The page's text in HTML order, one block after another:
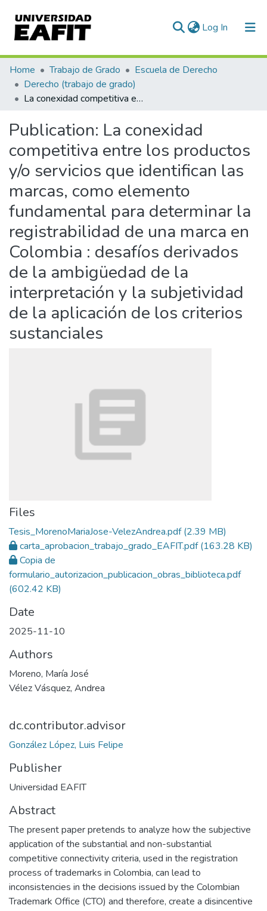
Log In (current)
Communities & Collections
All of DSpace
Home Trabajo de Grado
Escuela de Derecho
Derecho (trabajo de grado)
La conexidad competitiva entre los productos y/o servicios que identifican las marcas, como elemento fundamental para determinar la registrabilidad de una marca en Colombia : desafíos derivados de la ambigüedad de la interpretación y la subjetividad de la aplicación de los criterios sustanciales
Publication: La conexidad
competitiva entre los productos
y/o servicios que identifican las
marcas, como elemento
fundamental para determinar la
registrabilidad de una marca en
Colombia : desafíos derivados
de la ambigüedad de la
interpretación y la subjetividad
de la aplicación de los criterios
sustanciales
Files
Tesis_MorenoMariaJose-VelezAndrea.pdf(2.39 MB)
carta_aprobacion_trabajo_grado_EAFIT.pdf(163.28 KB)
Copia de
formulario_autorizacion_publicacion_obras_biblioteca.pdf
(602.42 KB)
Date
2025-11-10
Authors
Moreno, María José
Vélez Vásquez, Andrea
dc.contributor.advisor
González López, Luis Felipe
Publisher
Universidad EAFIT
Abstract
The present paper pretends to analyze how the subjective
application of the substantial and non-substantial
competitive connectivity criteria, used in the registration
process of trademarks in Colombia, can lead to
inconsistencies in the decisions issued by the Colombian
Trademark Office (CTO) and therefore, create a disincentive